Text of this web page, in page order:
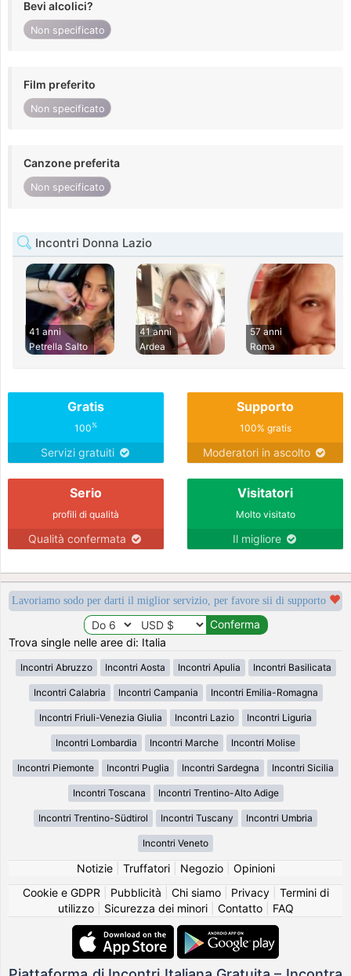
Bevi alcolici?
Non specificato
Film preferito
Non specificato
Canzone preferita
Non specificato
Incontri Donna Lazio
41 anni
Petrella Salto
41 anni
Ardea
57 anni
Roma
Gratis
100%
Servizi gratuiti
Supporto
100% gratis
Moderatori in ascolto
Serio
profili di qualità
Qualità confermata
Visitatori
Molto visitato
Il migliore
Lavoriamo sodo per darti il miglior servizio, per favore sii di supporto
Trova single nelle aree di: Italia
Incontri Abruzzo Incontri Aosta Incontri Apulia Incontri Basilicata
Incontri Calabria Incontri Campania Incontri Emilia-Romagna
Incontri Friuli-Venezia Giulia Incontri Lazio Incontri Liguria
Incontri Lombardia Incontri Marche Incontri Molise
Incontri Piemonte Incontri Puglia Incontri Sardegna Incontri Sicilia
Incontri Toscana Incontri Trentino-Alto Adige
Incontri Trentino-Südtirol Incontri Tuscany Incontri Umbria
Incontri Veneto
Notizie| Truffatori| Negozio| Opinioni
Cookie e GDPR
Pubblicità Chi siamo| Privacy| Termini di
utilizzo| Sicurezza dei minori| Contatto| FAQ